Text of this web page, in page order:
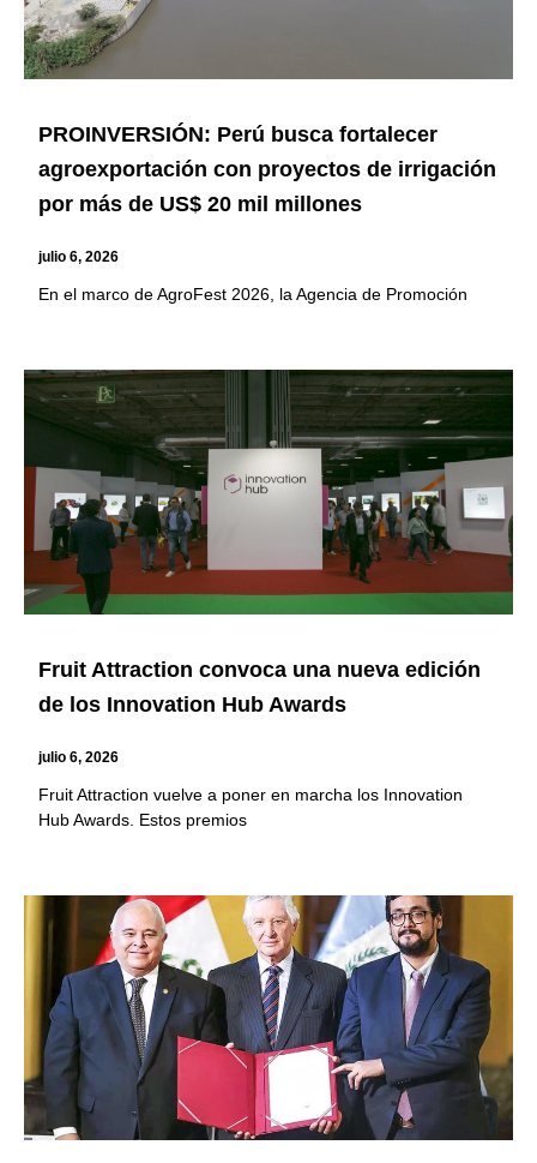
PROINVERSIÓN: Perú busca fortalecer
agroexportación con proyectos de irrigación
por más de US$ 20 mil millones
julio 6, 2026
En el marco de AgroFest 2026, la Agencia de Promoción
Fruit Attraction convoca una nueva edición
de los Innovation Hub Awards
julio 6, 2026
Fruit Attraction vuelve a poner en marcha los Innovation
Hub Awards. Estos premios